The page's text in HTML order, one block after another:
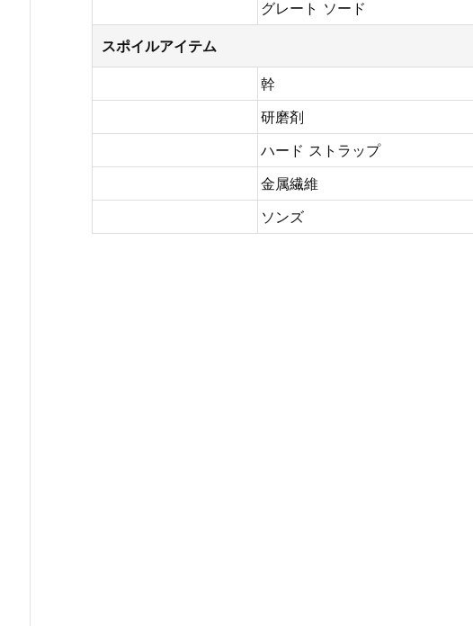
グレート ソード
スポイルアイテム
幹
研磨剤
ハード ストラップ
金属繊維
ソンズ